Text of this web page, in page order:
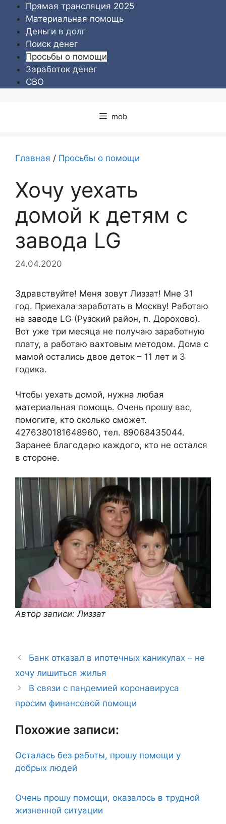
Перейти
содержимому
Прямая трансляция 2025
Материальная помощь
Деньги в долг
Поиск денег
Просьбы о помощи
Заработок денег
СВО
mob
Главная / Просьбы о помощи
Хочу уехать
домой к детям с
завода LG
24.04.2020
Здравствуйте! Меня зовут Лиззат! Мне 31
год. Приехала заработать в Москву! Работаю
на заводе LG (Рузский район, п. Дорохово).
Вот уже три месяца не получаю заработную
плату, а работаю вахтовым методом. Дома с
мамой остались двое деток – 11 лет и 3
годика.
Чтобы уехать домой, нужна любая
материальная помощь. Очень прошу вас,
помогите, кто сколько сможет.
4276380181648960, тел. 89068435044.
Заранее благодарю каждого, кто не остался
в стороне.
Автор записи: Лиззат
Банк отказал в ипотечных каникулах – не
хочу лишиться жилья
В связи с пандемией коронавируса
просим финансовой помощи
Похожие записи:
Осталась без работы, прошу помощи у
добрых людей
Очень прошу помощи, оказалось в трудной
жизненной ситуации